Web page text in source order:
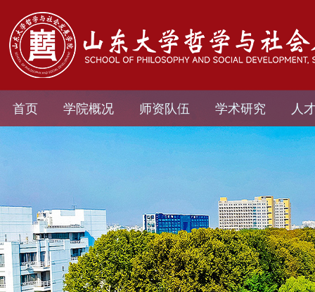
首页 学院概况 师资队伍 学术研究 人